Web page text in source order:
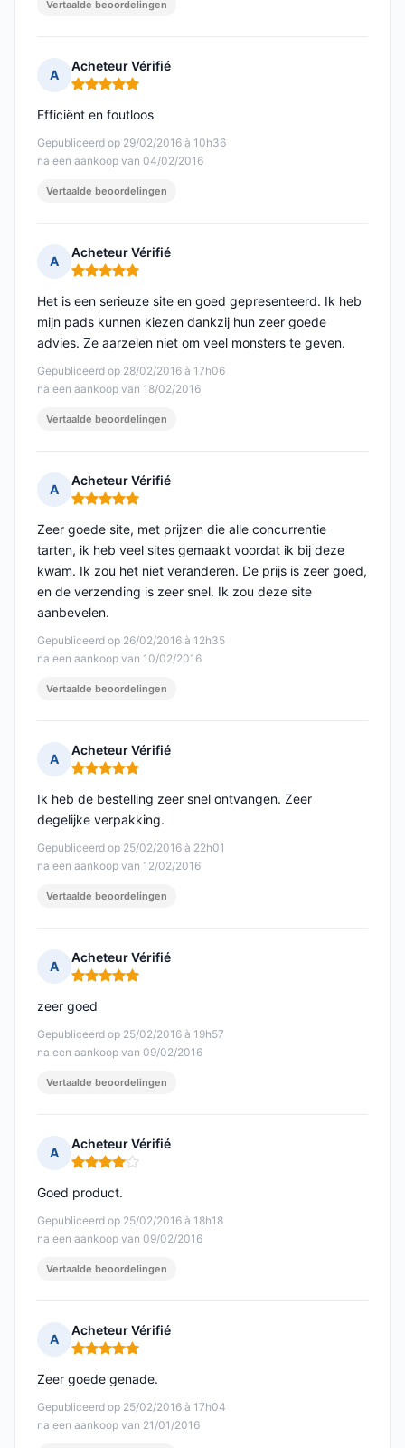
Vertaalde beoordelingen
A
Acheteur Vérifié
Opmerking: 5 van 5
Gepubliceerd op 29/02/2016 à 10h36
na een aankoop van 04/02/2016
Efficiënt en foutloos
Vertaalde beoordelingen
A
Acheteur Vérifié
Opmerking: 5 van 5
Gepubliceerd op 28/02/2016 à 17h06
na een aankoop van 18/02/2016
Het is een serieuze site en goed gepresenteerd. Ik heb
mijn pads kunnen kiezen dankzij hun zeer goede
advies. Ze aarzelen niet om veel monsters te geven.
Vertaalde beoordelingen
A
Acheteur Vérifié
Opmerking: 5 van 5
Gepubliceerd op 26/02/2016 à 12h35
na een aankoop van 10/02/2016
Zeer goede site, met prijzen die alle concurrentie
tarten, ik heb veel sites gemaakt voordat ik bij deze
kwam. Ik zou het niet veranderen. De prijs is zeer goed,
en de verzending is zeer snel. Ik zou deze site
aanbevelen.
Vertaalde beoordelingen
A
Acheteur Vérifié
Opmerking: 5 van 5
Gepubliceerd op 25/02/2016 à 22h01
na een aankoop van 12/02/2016
Ik heb de bestelling zeer snel ontvangen. Zeer
degelijke verpakking.
Vertaalde beoordelingen
A
Acheteur Vérifié
Opmerking: 5 van 5
Gepubliceerd op 25/02/2016 à 19h57
na een aankoop van 09/02/2016
zeer goed
Vertaalde beoordelingen
A
Acheteur Vérifié
Opmerking: 4 van 5
Gepubliceerd op 25/02/2016 à 18h18
na een aankoop van 09/02/2016
Goed product.
Vertaalde beoordelingen
A
Acheteur Vérifié
Opmerking: 5 van 5
Gepubliceerd op 25/02/2016 à 17h04
na een aankoop van 21/01/2016
Zeer goede genade.